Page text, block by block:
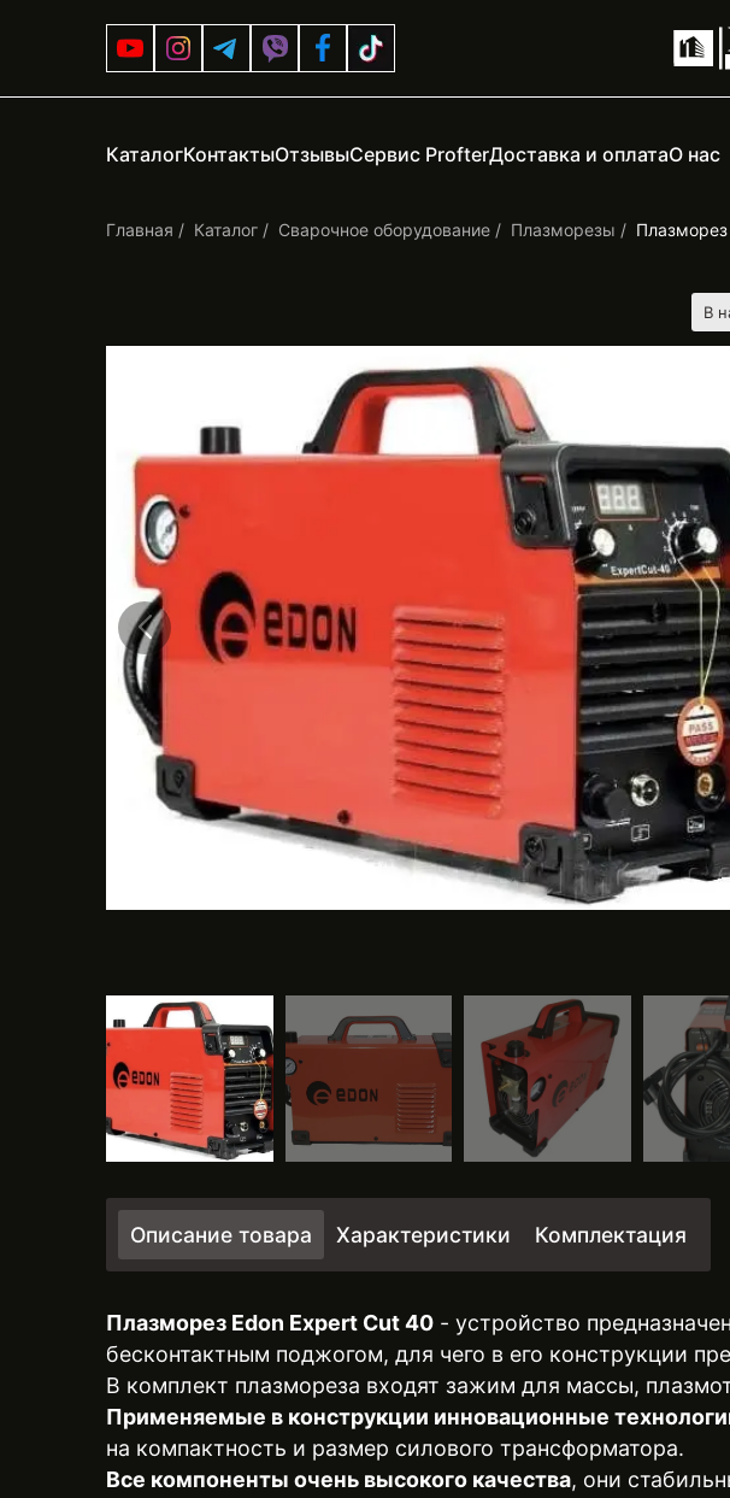
КаталогКонтактыОтзывыСервис ProfterДоставка и оплатаО нас
Главная Каталог Сварочное оборудование Плазморезы
В
Описание товара Характеристики Комплектация
Плазморез Edon Expert Cut 40 - устройство
бесконтактным поджогом, для чего в его конструкции
В комплект плазмореза входят зажим для массы,
Применяемые в конструкции инновационные
на компактность и размер силового трансформатора.
Все компоненты очень высокого качества, они